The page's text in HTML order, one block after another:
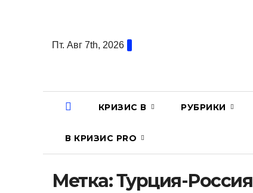
содержаниюПт. Авг 7th, 2026
КРИЗИС В РУБРИКИ
В КРИЗИС PRO
Метка:Турция-Россия